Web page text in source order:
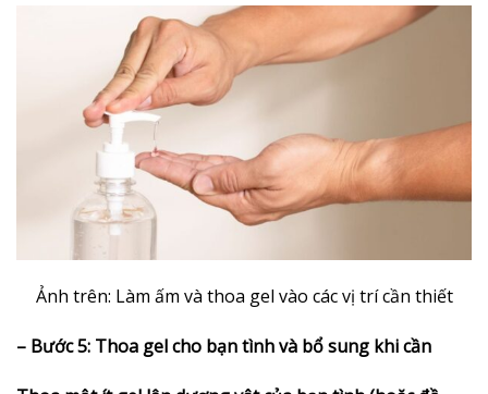
Ảnh trên: Làm ấm và thoa gel vào các vị trí cần thiết
– Bước 5: Thoa gel cho bạn tình và bổ sung khi cần